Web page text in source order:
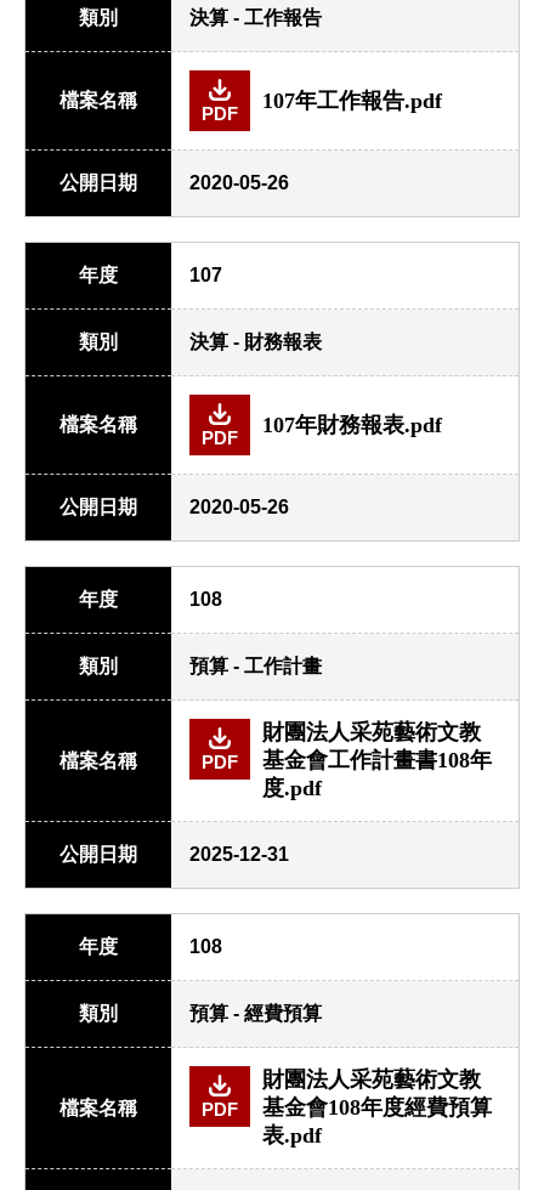
類別 決算 - 工作報告
檔案名稱
PDF
107年工作報告.pdf
公開日期 2020-05-26
年度 107
類別 決算 - 財務報表
檔案名稱
PDF
107年財務報表.pdf
公開日期 2020-05-26
年度 108
類別 預算 - 工作計畫
檔案名稱 PDF
財團法人采苑藝術文教
基金會工作計畫書108年
度.pdf
公開日期 2025-12-31
年度 108
類別 預算 - 經費預算
檔案名稱 PDF
財團法人采苑藝術文教
基金會108年度經費預算
表.pdf